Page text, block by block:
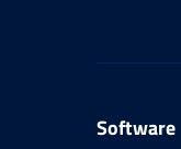
Software